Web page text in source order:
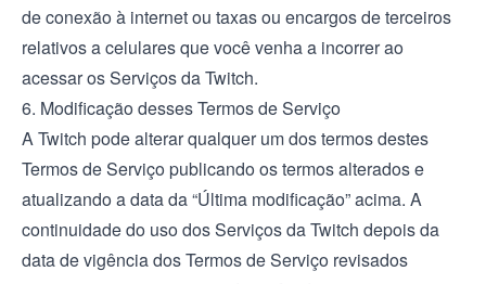
de conexão à internet ou taxas ou encargos de terceiros
relativos a celulares que você venha a incorrer ao
acessar os Serviços da Twitch.
6. Modificação desses Termos de Serviço
A Twitch pode alterar qualquer um dos termos destes
Termos de Serviço publicando os termos alterados e
atualizando a data da “Última modificação” acima. A
continuidade do uso dos Serviços da Twitch depois da
data de vigência dos Termos de Serviço revisados